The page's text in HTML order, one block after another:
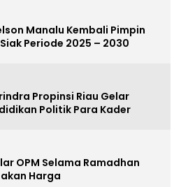
Manalu Kembali Pimpin
Periode 2025 – 2030
Propinsi Riau Gelar
Politik Para Kader
OPM Selama Ramadhan
Harga